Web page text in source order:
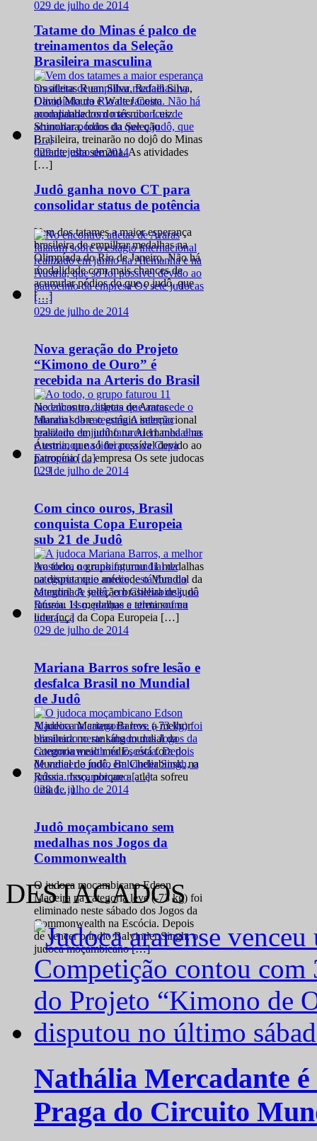
029 de julho de 2014
Tatame do Minas é palco de
treinamentos da Seleção
Brasileira masculina
Os atletas Ruan Silva, Rafael Silva,
David Moura e Walter Costa
acompanhados do técnico Luiz
Shinohara, todos da Seleção
Brasileira, treinarão no dojô do Minas
durante esta semana. As atividades
[…]
029 de julho de 2014
Judô ganha novo CT para
consolidar status de potência
Vem dos tatames a maior esperança
brasileira de empilhar medalhas na
Olimpíada do Rio de Janeiro. Não há
modalidade com mais chances de
acumular pódios do que o judô, que
[…]
029 de julho de 2014
Nova geração do Projeto
“Kimono de Ouro” é
recebida na Arteris do Brasil
No encontro, atletas de Araras
falaram sobre o estágio internacional
realizado em junho na Alemanha e na
Áustria, que só foi possível devido ao
patrocínio da empresa Os sete judocas
[…]
029 de julho de 2014
Com cinco ouros, Brasil
conquista Copa Europeia
sub 21 de Judô
Ao todo, o grupo faturou 11 medalhas
na disputa que antecede o Mundial da
categoria A seleção brasileira de judô
faturou 11 medalhas e terminou na
liderança da Copa Europeia […]
029 de julho de 2014
Mariana Barros sofre lesão e
desfalca Brasil no Mundial
de Judô
A judoca Mariana Barros, a melhor
brasileira no ranking mundial da
categoria meio médio, está fora do
Mundial de judô, em Cheliabinsk, na
Rússia. Isso, porque a atleta sofreu
uma […]
028 de julho de 2014
Judô moçambicano sem
medalhas nos Jogos da
Commonwealth
O judoca moçambicano Edson
Madeira na categoria leve (-73 kg) foi
eliminado neste sábado dos Jogos da
Commonwealth na Escócia. Depois
de vencer o índio Balvinder Singh, o
judoca moçambicano […]
DESTACADOS
Nathália Mercadante
Praga do Circuito